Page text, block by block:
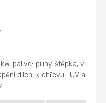
palivo: piliny, štěpka, v
dílen, k ohřevu TUV a